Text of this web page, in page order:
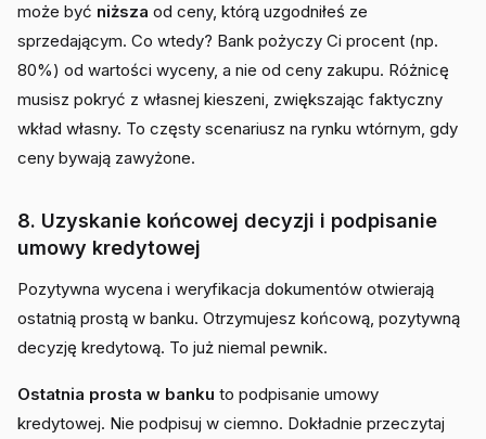
może być niższa od ceny, którą uzgodniłeś ze
sprzedającym. Co wtedy? Bank pożyczy Ci procent (np.
80%) od wartości wyceny, a nie od ceny zakupu. Różnicę
musisz pokryć z własnej kieszeni, zwiększając faktyczny
wkład własny. To częsty scenariusz na rynku wtórnym, gdy
ceny bywają zawyżone.
8. Uzyskanie końcowej decyzji i podpisanie
umowy kredytowej
Pozytywna wycena i weryfikacja dokumentów otwierają
ostatnią prostą w banku. Otrzymujesz końcową, pozytywną
decyzję kredytową. To już niemal pewnik.
Ostatnia prosta w banku to podpisanie umowy
kredytowej. Nie podpisuj w ciemno. Dokładnie przeczytaj